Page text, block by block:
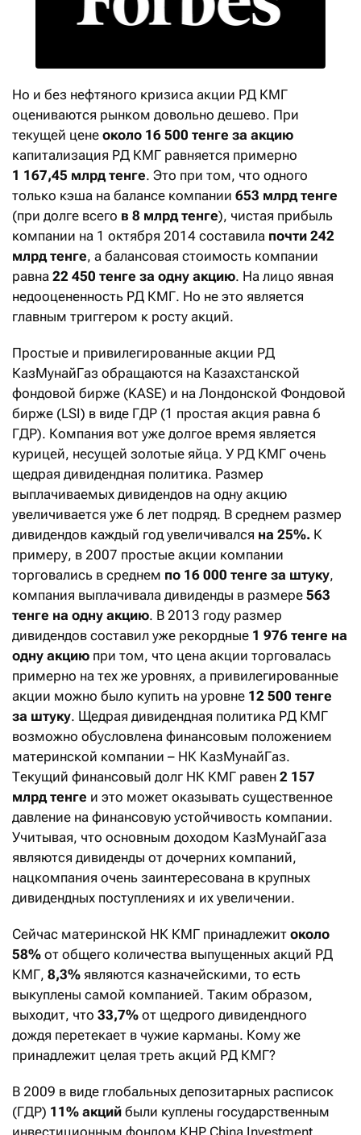
Но и без нефтяного кризиса акции РД КМГ
оцениваются рынком довольно дешево. При
текущей цене около 16 500 тенге за акцию
капитализация РД КМГ равняется примерно
1 167,45 млрд тенге. Это при том, что одного
только кэша на балансе компании 653 млрд тенге
(при долге всего в 8 млрд тенге), чистая прибыль
компании на 1 октября 2014 составила почти 242
млрд тенге, а балансовая стоимость компании
равна 22 450 тенге за одну акцию. На лицо явная
недооцененность РД КМГ. Но не это является
главным триггером к росту акций.
Простые и привилегированные акции РД
КазМунайГаз обращаются на Казахстанской
фондовой бирже (KASE) и на Лондонской Фондовой
бирже (LSI) в виде ГДР (1 простая акция равна 6
ГДР). Компания вот уже долгое время является
курицей, несущей золотые яйца. У РД КМГ очень
щедрая дивидендная политика. Размер
выплачиваемых дивидендов на одну акцию
увеличивается уже 6 лет подряд. В среднем размер
дивидендов каждый год увеличивался на 25%. К
примеру, в 2007 простые акции компании
торговались в среднем по 16 000 тенге за штуку,
компания выплачивала дивиденды в размере 563
тенге на одну акцию. В 2013 году размер
дивидендов составил уже рекордные 1 976 тенге на
одну акцию при том, что цена акции торговалась
примерно на тех же уровнях, а привилегированные
акции можно было купить на уровне 12 500 тенге
за штуку. Щедрая дивидендная политика РД КМГ
возможно обусловлена финансовым положением
материнской компании – НК КазМунайГаз.
Текущий финансовый долг НК КМГ равен 2 157
млрд тенге и это может оказывать существенное
давление на финансовую устойчивость компании.
Учитывая, что основным доходом КазМунайГаза
являются дивиденды от дочерних компаний,
нацкомпания очень заинтересована в крупных
дивидендных поступлениях и их увеличении.
Сейчас материнской НК КМГ принадлежит около
58% от общего количества выпущенных акций РД
КМГ, 8,3% являются казначейскими, то есть
выкуплены самой компанией. Таким образом,
выходит, что 33,7% от щедрого дивидендного
дождя перетекает в чужие карманы. Кому же
принадлежит целая треть акций РД КМГ?
В 2009 в виде глобальных депозитарных расписок
(ГДР) 11% акций были куплены государственным